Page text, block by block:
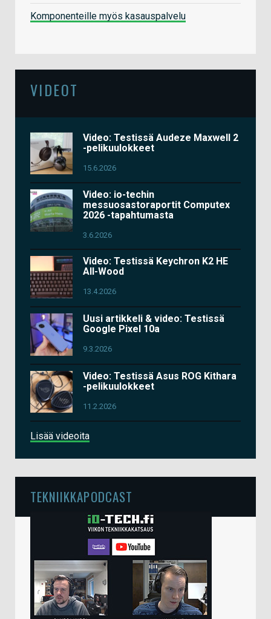
Komponenteille myös kasauspalvelu
VIDEOT
Video: Testissä Audeze Maxwell 2
-pelikuulokkeet
15.6.2026
Video: io-techin
messuosastoraportit Computex
2026 -tapahtumasta
3.6.2026
Video: Testissä Keychron K2 HE
All-Wood
13.4.2026
Uusi artikkeli & video: Testissä
Google Pixel 10a
9.3.2026
Video: Testissä Asus ROG Kithara
-pelikuulokkeet
11.2.2026
Lisää videoita
TEKNIIKKAPODCAST